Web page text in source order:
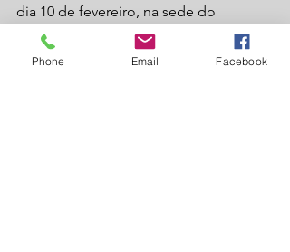
dia 10 de fevereiro, na sede do
Sindicato Rural, das 7:00h às 11:00h e
das 13:00h às 17:00h.
Phone Email Facebook